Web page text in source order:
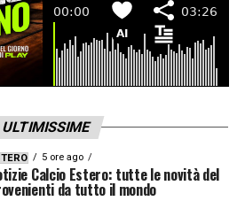
ULTIMISSIME
5 ore ago
Calcio Estero: tutte le novità del
da tutto il mondo